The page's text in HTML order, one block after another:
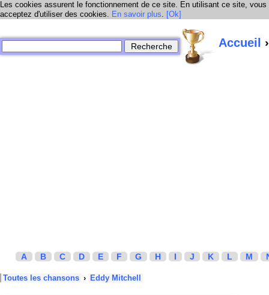
Les cookies assurent le fonctionnement de ce site. En utilisant ce site, vous
acceptez d'utiliser des cookies. En savoir plus. [Ok]
Accueil
A B C D E F G H I J K L M
Toutes les chansons › Eddy Mitchell